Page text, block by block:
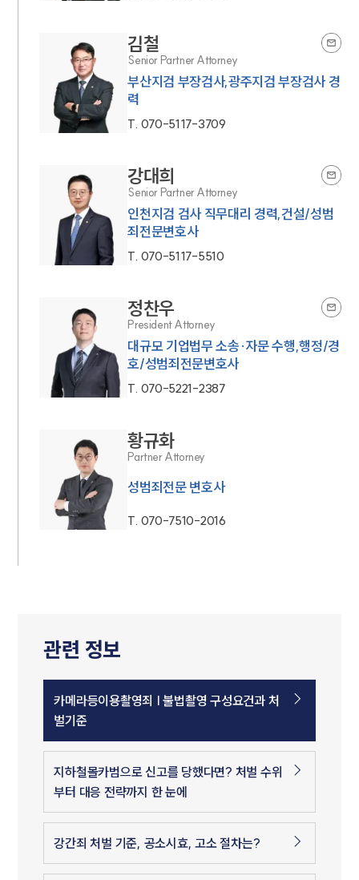
김철
Senior Partner Attorney
부산지검 부장검사,광주지검 부장검사 경
력
T. 070-5117-3709
강대희
Senior Partner Attorney
인천지검 검사 직무대리 경력,건설/성범
죄전문변호사
T. 070-5117-5510
정찬우
President Attorney
대규모 기업법무 소송·자문 수행,행정/경
호/성범죄전문변호사
T. 070-5221-2387
황규화
Partner Attorney
성범죄전문 변호사
T. 070-7510-2016
관련 정보
카메라등이용촬영죄 | 불법촬영 구성요건과 처
벌기준
지하철몰카범으로 신고를 당했다면? 처벌 수위
부터 대응 전략까지 한 눈에
강간죄 처벌 기준, 공소시효, 고소 절차는?